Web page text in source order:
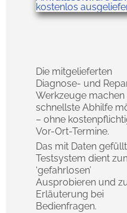
Die mitgelieferten
Diagnose- und
Werkzeuge machen
schnellste Abhilfe
– ohne
Vor-Ort-Termine.
Das mit Daten
Testsystem dient
‘gefahrlosen’
Ausprobieren und
Erläuterung bei
Bedienfragen.